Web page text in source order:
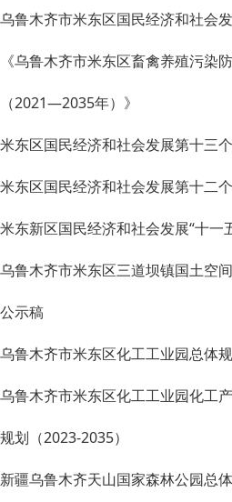
乌鲁木齐市米东区国民经济和社会
《乌鲁木齐市米东区畜禽养殖污染
（2021—2035年）》
米东区国民经济和社会发展第十三
米东区国民经济和社会发展第十二
米东新区国民经济和社会发展“十一
乌鲁木齐市米东区三道坝镇国土空
公示稿
乌鲁木齐市米东区化工工业园总体
乌鲁木齐市米东区化工工业园化工
规划（2023-2035）
新疆乌鲁木齐天山国家森林公园总